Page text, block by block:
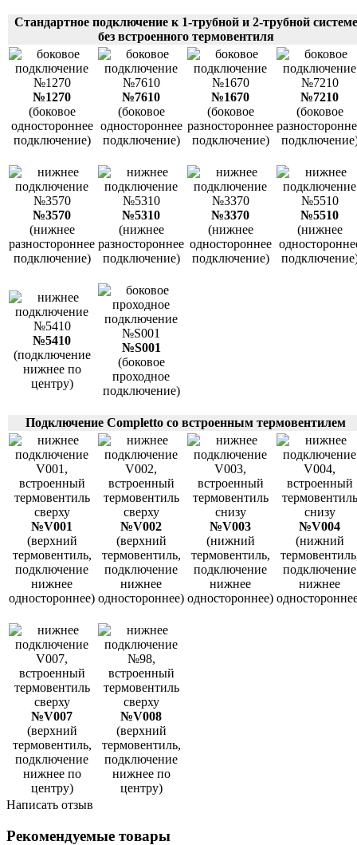
Стандартное подключение к 1-трубной и 2-трубной системе
без встроенного термовентиля
№1270
(боковое
одностороннее
подключение)
№7610
(боковое
одностороннее
подключение)
№1670
(боковое
разностороннее
подключение)
№7210
(боковое
№3570
(нижнее
разностороннее
подключение)
№5310
(нижнее
разностороннее
подключение)
№3370
(нижнее
одностороннее
подключение)
№5510
(нижнее
№5410
(подключение
нижнее по
центру)
№S001
(боковое
проходное
подключение)
Подключение Completto со встроенным термовентилем
№V001
(верхний
термовентиль,
подключение
нижнее
одностороннее)
№V002
(верхний
термовентиль,
подключение
нижнее
одностороннее)
№V003
(нижний
термовентиль,
подключение
нижнее
одностороннее)
№V004
(нижний
подключение
нижнее
№V007
(верхний
термовентиль,
подключение
нижнее по
центру)
№V008
(верхний
термовентиль,
подключение
нижнее по
центру)
Написать отзыв
Рекомендуемые товары